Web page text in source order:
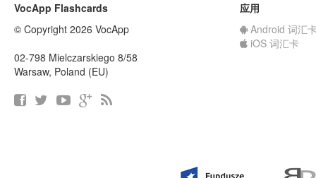
VocApp Flashcards
© Copyright 2026 VocApp
02-798 Mielczarskiego 8/58
Warsaw, Poland (EU)
应用
Android 词汇
iOS 词汇卡